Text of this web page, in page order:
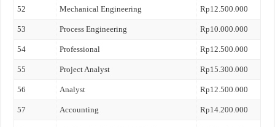
52 Mechanical Engineering Rp12.500.000
53 Process Engineering Rp10.000.000
54 Professional Rp12.500.000
55 Project Analyst Rp15.300.000
56 Analyst Rp12.500.000
57 Accounting Rp14.200.000